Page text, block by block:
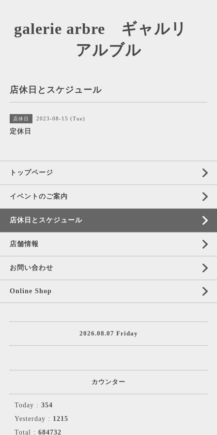
galerie arbre ギャルリ
アルブル
店休日とスケジュール
店休日 2023-08-15 (Tue)
定休日
トップページ
イベントのご案内
店休日とスケジュール
店舗情報
お問い合わせ
Online Shop
2026.08.07 Friday
カウンター
Today : 354
Yesterday : 1215
Total : 684732